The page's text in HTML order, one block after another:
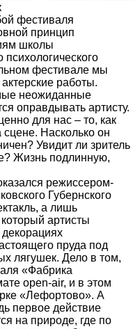
фестиваля
принцип
школы
фестивале мы
работы.
неожиданные
оправдывать артисту.
для нас – то, как
Насколько он
Увидит ли зритель
Жизнь подлинную,
режиссером-
Губернского
а лишь
артисты
пруда под
лягушек. Дело в том,
«Фабрика
open-air, и в этом
«Лефортово». А
первое действие
на природе, где по